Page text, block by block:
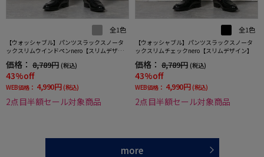
全1色
【ウォッシャブル】パンツスラックスノータ
ックスリムウインドペンnero【スリムデザイ
価格： 8,789円 (税込)
43%off
WEB価格： 4,990円 (税込)
2点目半額セール対象商品
全1色
【ウォッシャブル】パンツスラックスノータ
ックスリムチェックnero【スリムデザイン】
価格： 8,789円 (税込)
43%off
WEB価格： 4,990円 (税込)
2点目半額セール対象商品
more